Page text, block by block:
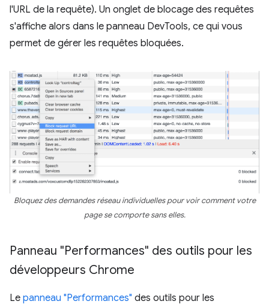
l'URL de la requête). Un onglet de blocage des requêtes
s'affiche alors dans le panneau DevTools, ce qui vous
permet de gérer les requêtes bloquées.
Bloquez des demandes réseau individuelles pour voir comment votre
page se comporte sans elles.
Panneau "Performances" des outils pour les
développeurs Chrome
Le panneau "Performances" des outils pour les